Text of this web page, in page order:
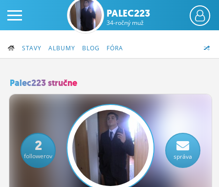
PRIHLÁS SA
ČINŽIAK
FÓRUM
STATUSY
PALEC223
34-ročný muž
STAVY ALBUMY BLOG FÓRA
Palec223 stručne
2
followerov správa